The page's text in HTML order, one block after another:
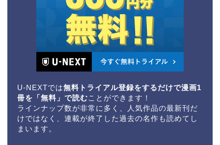
U-NEXTでは無料トライアル登録をするだけで漫画1
冊を「無料」で読むことができます！
ラインナップ数が非常に多く、人気作品の最新刊だ
けではなく、連載が終了した過去の名作も読めてし
まいます。